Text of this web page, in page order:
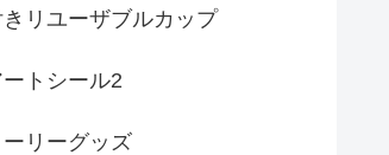
きリユーザブルカップ
トシール2
ーリーグッズ